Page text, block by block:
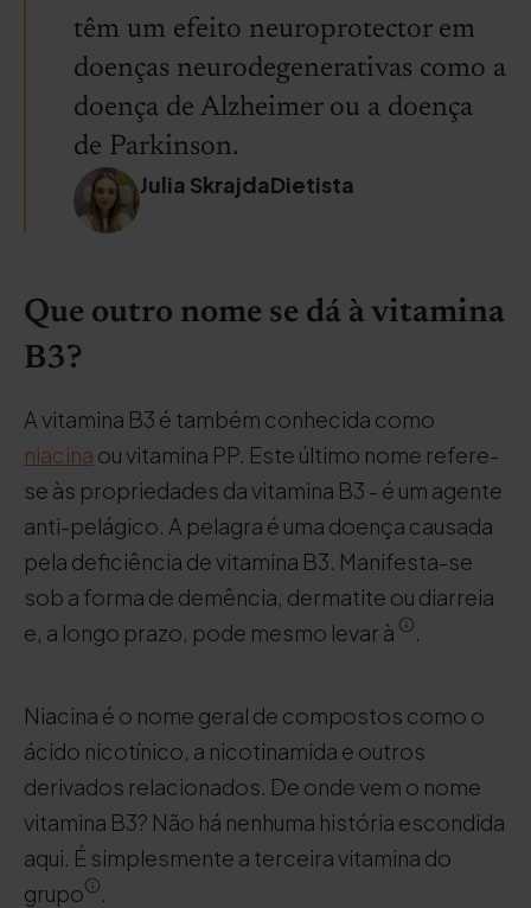
têm um efeito neuroprotector em
doenças neurodegenerativas como a
doença de Alzheimer ou a doença
de Parkinson.
Julia SkrajdaDietista
Que outro nome se dá à vitamina
B3?
A vitamina B3 é também conhecida como
niacina ou vitamina PP. Este último nome refere-
se às propriedades da vitamina B3 - é um agente
anti-pelágico. A pelagra é uma doença causada
pela deficiência de vitamina B3. Manifesta-se
sob a forma de demência, dermatite ou diarreia
e, a longo prazo, pode mesmo levar à
.
Niacina é o nome geral de compostos como o
ácido nicotínico, a nicotinamida e outros
derivados relacionados. De onde vem o nome
vitamina B3? Não há nenhuma história escondida
aqui. É simplesmente a terceira vitamina do
grupo
.